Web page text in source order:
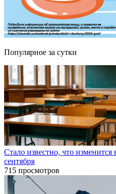
Популярное за сутки
Стало известно, что изменится
сентября
715 просмотров